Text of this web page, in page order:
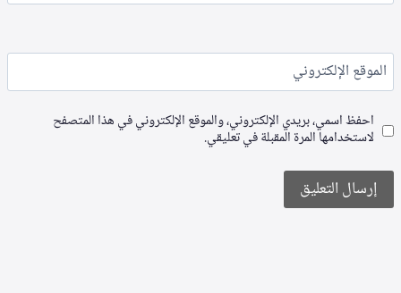
الموقع الإلكتروني
احفظ اسمي، بريدي الإلكتروني، والموقع الإلكتروني في هذا المتصفح
لاستخدامها المرة المقبلة في تعليقي.